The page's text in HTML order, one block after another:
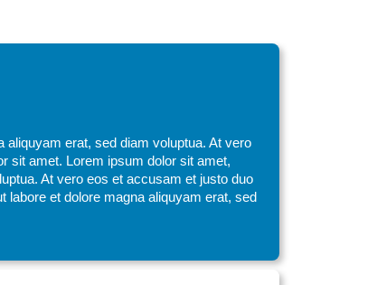
erat, sed diam voluptua. At vero
sit amet. Lorem ipsum dolor sit amet,
At vero eos et accusam et justo duo
labore et dolore magna aliquyam erat, sed